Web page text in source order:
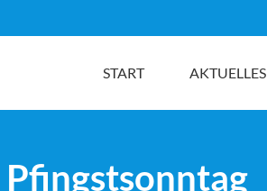
START AKTUELLES